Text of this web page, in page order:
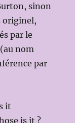
sinon
originel,
par le
nom
par
it
is it ?